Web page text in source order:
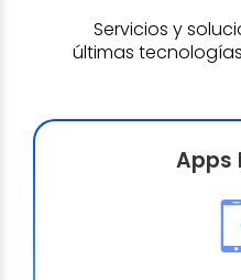
Servicios y
últimas
Apps